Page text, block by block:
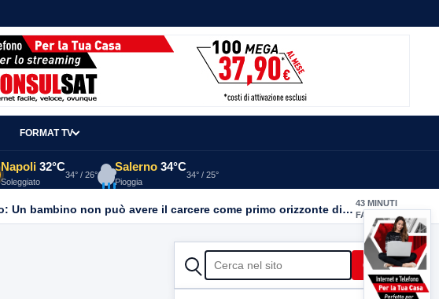
FORMAT TV
Napoli 32°C
Soleggiato
34° / 26°
Salerno 34°C
Pioggia
34° / 25°
Detenute madri al carcere di Lauro, tre donne sono incinte e una sta per partorire. Ciambriello: Un bambino non può avere il carcere come primo orizzonte di vita 43 MINUTI
FA
CERCA Cerca